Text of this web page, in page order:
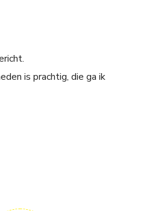
is prachtig, die ga ik